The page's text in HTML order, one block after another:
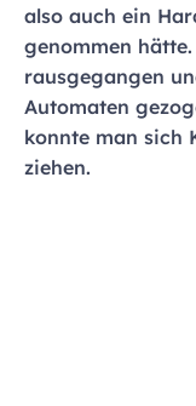
also auch ein
genommen
rausgegangen
Automaten
konnte man sich
ziehen.